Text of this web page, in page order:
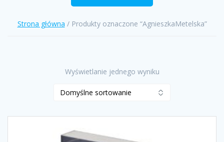
Strona główna / Produkty oznaczone “AgnieszkaMetelska”
Wyświetlanie jednego wyniku